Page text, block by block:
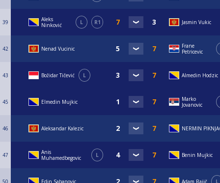
39
Aleks
Ninković
L R1 Jasmin Vukic
42 Nenad Vucinic
Frane
Petricevic
43 Božidar Tičević L Almedin Hodzic
45 Elmedin Mujkic
Marko
Jovanovic
46 Aleksandar Kalezic NERMIN
47
Anis
Muhamedbegovic
L Benin Mujkic